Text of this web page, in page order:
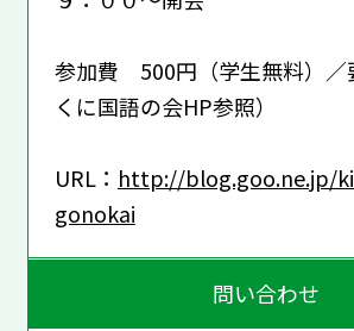
参加費 500円（学生無料）／
くに国語の会HP参照）
URL： http://blog.goo.ne.jp/
gonokai
問い合わせ